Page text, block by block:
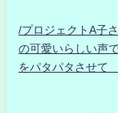
/プロジェクトA
の可愛いらしい声
をパタパタさせて